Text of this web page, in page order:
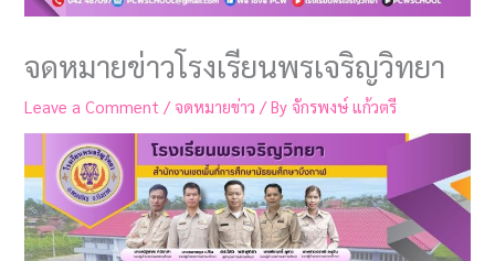
จดหมายข่าวโรงเรียนพรเจริญวิทยา
Leave a Comment / จดหมายข่าว / By จักรพงษ์ แก้วตรี